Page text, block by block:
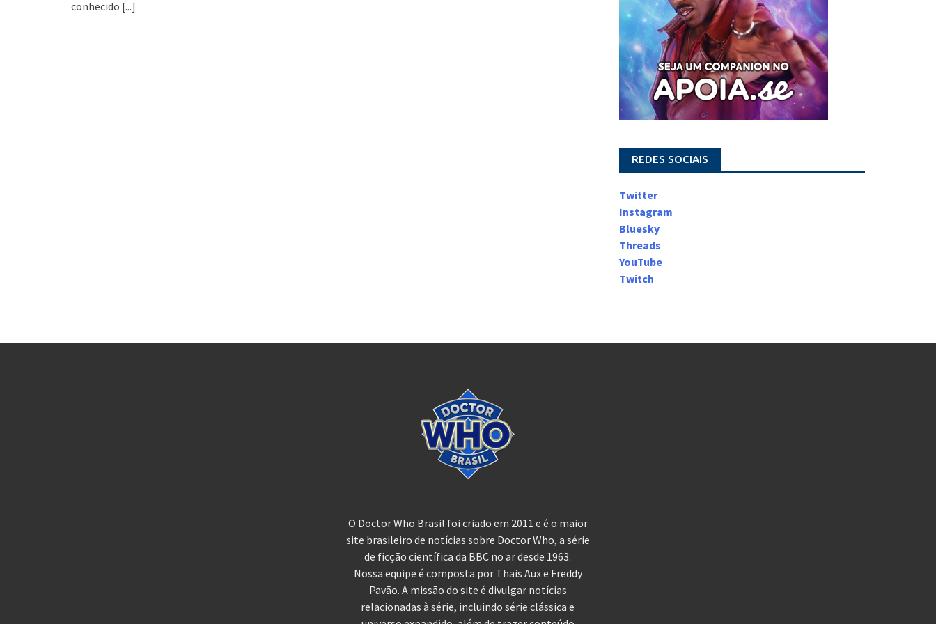
conhecido [...]
REDES SOCIAIS
Twitter
Instagram
Bluesky
Threads
YouTube
Twitch
O Doctor Who Brasil foi criado em 2011 e é o maior
site brasileiro de notícias sobre Doctor Who, a série
de ficção científica da BBC no ar desde 1963.
Nossa equipe é composta por Thais Aux e Freddy
Pavão. A missão do site é divulgar notícias
relacionadas à série, incluindo série clássica e